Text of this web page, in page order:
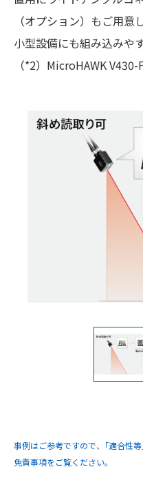
（オプション）もご用
小型設備にも組み込みや
（*2）MicroHAWK V430-
事例はご参考ですので、｢適合性
免責事項をご覧ください。